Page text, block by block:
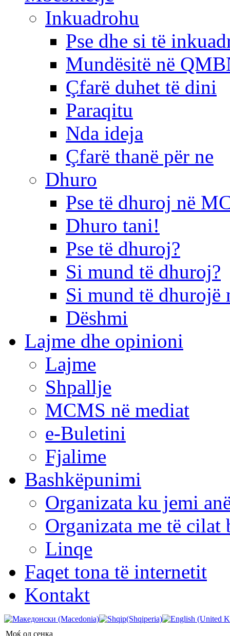
Inkuadrohu
Pse dhe si të
Mundësitë në
Çfarë duhet të dini
Paraqitu
Nda ideja
Çfarë thanë për ne
Dhuro
Pse të dhuroj në
Dhuro tani!
Pse të dhuroj?
Si mund të dhuroj?
Si mund të dhurojë
Dëshmi
Lajme dhe opinioni
Lajme
Shpallje
MCMS në mediat
e-Buletini
Fjalime
Bashkëpunimi
Organizata ku jemi
Organizata me të cilat
Linqe
Faqet tona të internetit
Kontakt
Моќ од сенка